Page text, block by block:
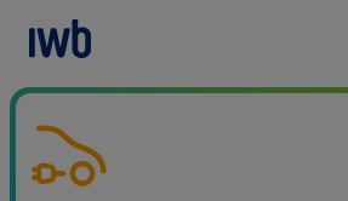
zum Main Content